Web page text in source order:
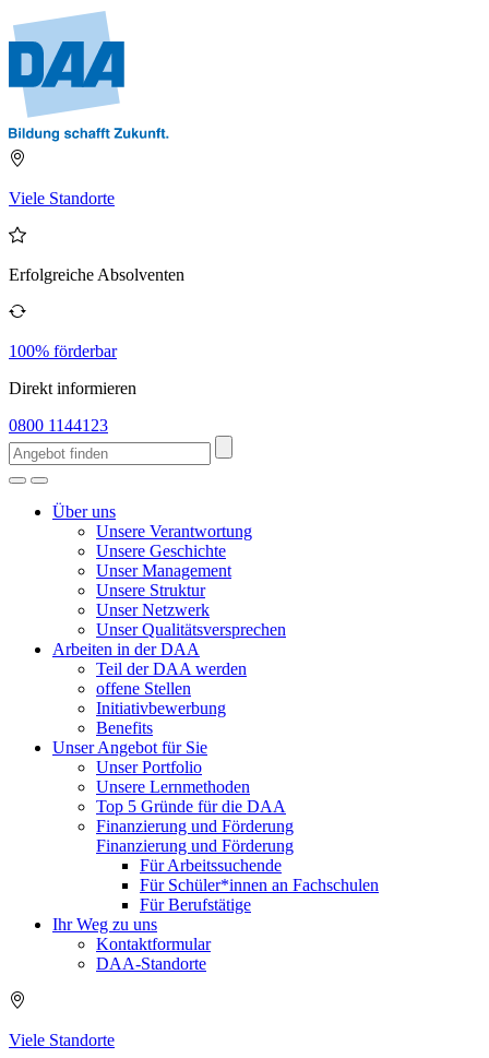
Viele Standorte
Erfolgreiche Absolventen
100% förderbar
Direkt informieren
0800 1144123
Über uns
Unsere Verantwortung
Unsere Geschichte
Unser Management
Unsere Struktur
Unser Netzwerk
Unser Qualitätsversprechen
Arbeiten in der DAA
Teil der DAA werden
offene Stellen
Initiativbewerbung
Benefits
Unser Angebot für Sie
Unser Portfolio
Unsere Lernmethoden
Top 5 Gründe für die DAA
Finanzierung und Förderung
Finanzierung und Förderung
Für Arbeitssuchende
Für Schüler*innen an Fachschulen
Für Berufstätige
Ihr Weg zu uns
Kontaktformular
DAA-Standorte
Viele Standorte